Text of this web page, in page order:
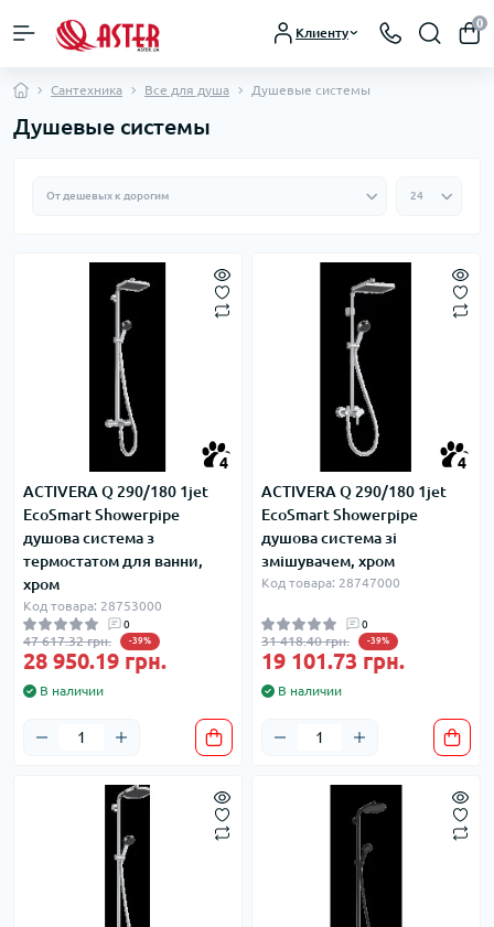
Клиенту
0
Сантехника Все для душа Душевые системы
Душевые системы
4
ACTIVERA Q 290/180 1jet
EcoSmart Showerpipe
душова система з
термостатом для ванни,
хром
Код товара: 28753000
0
47 617.32 грн. -39%
28 950.19 грн.
В наличии
4
ACTIVERA Q 290/180 1jet
EcoSmart Showerpipe
душова система зі
змішувачем, хром
Код товара: 28747000
0
31 418.40 грн. -39%
19 101.73 грн.
В наличии